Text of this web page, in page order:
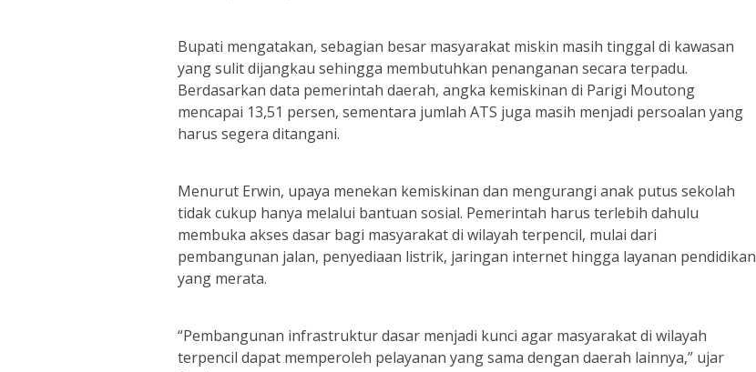
Bupati mengatakan, sebagian besar masyarakat miskin masih tinggal di kawasan
yang sulit dijangkau sehingga membutuhkan penanganan secara terpadu.
Berdasarkan data pemerintah daerah, angka kemiskinan di Parigi Moutong
mencapai 13,51 persen, sementara jumlah ATS juga masih menjadi persoalan yang
harus segera ditangani.
Menurut Erwin, upaya menekan kemiskinan dan mengurangi anak putus sekolah
tidak cukup hanya melalui bantuan sosial. Pemerintah harus terlebih dahulu
membuka akses dasar bagi masyarakat di wilayah terpencil, mulai dari
pembangunan jalan, penyediaan listrik, jaringan internet hingga layanan pendidikan
yang merata.
“Pembangunan infrastruktur dasar menjadi kunci agar masyarakat di wilayah
terpencil dapat memperoleh pelayanan yang sama dengan daerah lainnya,” ujar